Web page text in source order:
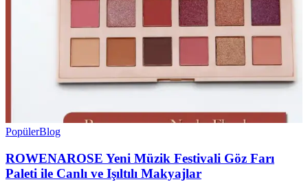
PopülerBlog
ROWENAROSE Yeni Müzik Festivali Göz Farı
Paleti ile Canlı ve Işıltılı Makyajlar